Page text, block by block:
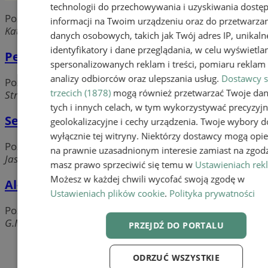
Pozostałe usługi
Katowicka, 43-190 Mikołów
Perkomp SERWIS - komputery, AGD.
Pozostałe usługi
Strażacka, 43-190 Mikołów
Serwis 2B
Pozostałe usługi
Jasna, 43-190 Mikołów
Al-Marex Import-Export
Pozostałe usługi
G.Morcinka, 43-190 Mikołów
technologii do przechowywania i uzyskiwania
informacji na Twoim urządzeniu oraz do
danych osobowych, takich jak Twój adres IP,
identyfikatory i dane przeglądania, w celu
spersonalizowanych reklam i treści, pomiaru reklam
analizy odbiorców oraz ulepszania usług. Dostawcy
trzecich (1878) mogą również przetwarzać Twoje
tych i innych celach, w tym wykorzystywać
geolokalizacyjne i cechy urządzenia. Twoje wybory
wyłącznie tej witryny. Niektórzy dostawcy mogą
na prawnie uzasadnionym interesie zamiast na
masz prawo sprzeciwić się temu w Ustawieniach
Możesz w każdej chwili wycofać swoją zgodę w
Ustawieniach plików cookie. Polityka prywatności
PRZEJDŹ DO PORTALU
ODRZUĆ WSZYSTKIE